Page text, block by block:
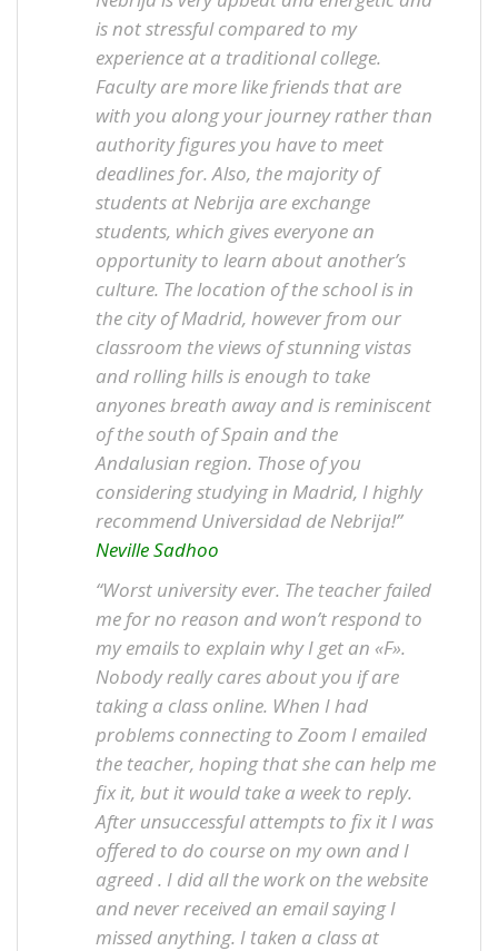
is not stressful compared to my
experience at a traditional college.
Faculty are more like friends that are
with you along your journey rather than
authority figures you have to meet
deadlines for. Also, the majority of
students at Nebrija are exchange
students, which gives everyone an
opportunity to learn about another’s
culture. The location of the school is in
the city of Madrid, however from our
classroom the views of stunning vistas
and rolling hills is enough to take
anyones breath away and is reminiscent
of the south of Spain and the
Andalusian region. Those of you
considering studying in Madrid, I highly
recommend Universidad de Nebrija!”
Neville Sadhoo
“Worst university ever. The teacher failed
me for no reason and won’t respond to
my emails to explain why I get an «F».
Nobody really cares about you if are
taking a class online. When I had
problems connecting to Zoom I emailed
the teacher, hoping that she can help me
fix it, but it would take a week to reply.
After unsuccessful attempts to fix it I was
offered to do course on my own and I
agreed . I did all the work on the website
and never received an email saying I
missed anything. I taken a class at